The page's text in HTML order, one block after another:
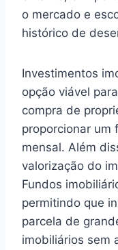
o mercado e
histórico de
Investimentos
opção viável
compra de
proporcionar um
mensal. Além
valorização do
Fundos
permitindo que
parcela de
imobiliários sem